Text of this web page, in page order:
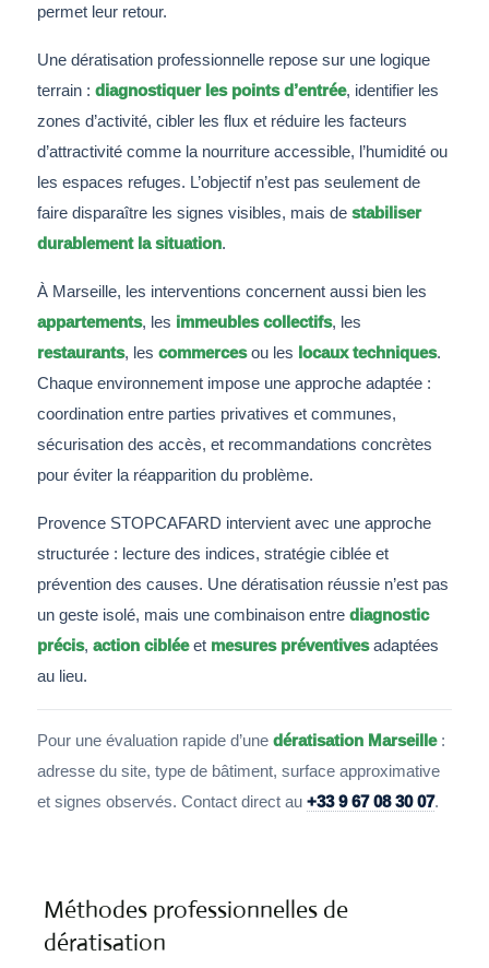
permet leur retour.
Une dératisation professionnelle repose sur une logique
terrain : diagnostiquer les points d’entrée, identifier les
zones d’activité, cibler les flux et réduire les facteurs
d’attractivité comme la nourriture accessible, l’humidité ou
les espaces refuges. L’objectif n’est pas seulement de
faire disparaître les signes visibles, mais de stabiliser
durablement la situation.
À Marseille, les interventions concernent aussi bien les
appartements, les immeubles collectifs, les
restaurants, les commercesou les locaux techniques.
Chaque environnement impose une approche adaptée :
coordination entre parties privatives et communes,
sécurisation des accès, et recommandations concrètes
pour éviter la réapparition du problème.
Provence STOPCAFARD intervient avec une approche
structurée : lecture des indices, stratégie ciblée et
prévention des causes. Une dératisation réussie n’est pas
un geste isolé, mais une combinaison entre diagnostic
précis, action cibléeet mesures préventivesadaptées
au lieu.
Pour une évaluation rapide d’une dératisation Marseille:
adresse du site, type de bâtiment, surface approximative
et signes observés. Contact direct au +33 9 67 08 30 07.
Méthodes professionnelles de
dératisation